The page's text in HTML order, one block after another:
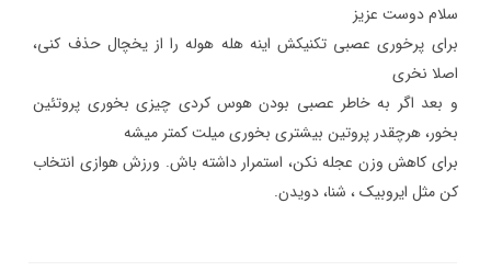
برای پرخوری عصبی تکنیکش اینه هله هوله را از یخچال حذف کنی،
و بعد اگر به خاطر عصبی بودن هوس کردی چیزی بخوری پروتئین
برای کاهش وزن عجله نکن، استمرار داشته باش. ورزش هوازی انتخاب
کن مثل ایروبیک ، شنا، دویدن.